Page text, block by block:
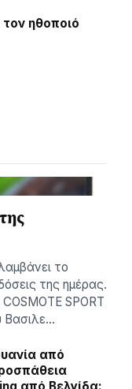
ηθοποιό
το
της ημέρας.
SPORT
Βασιλε…
από